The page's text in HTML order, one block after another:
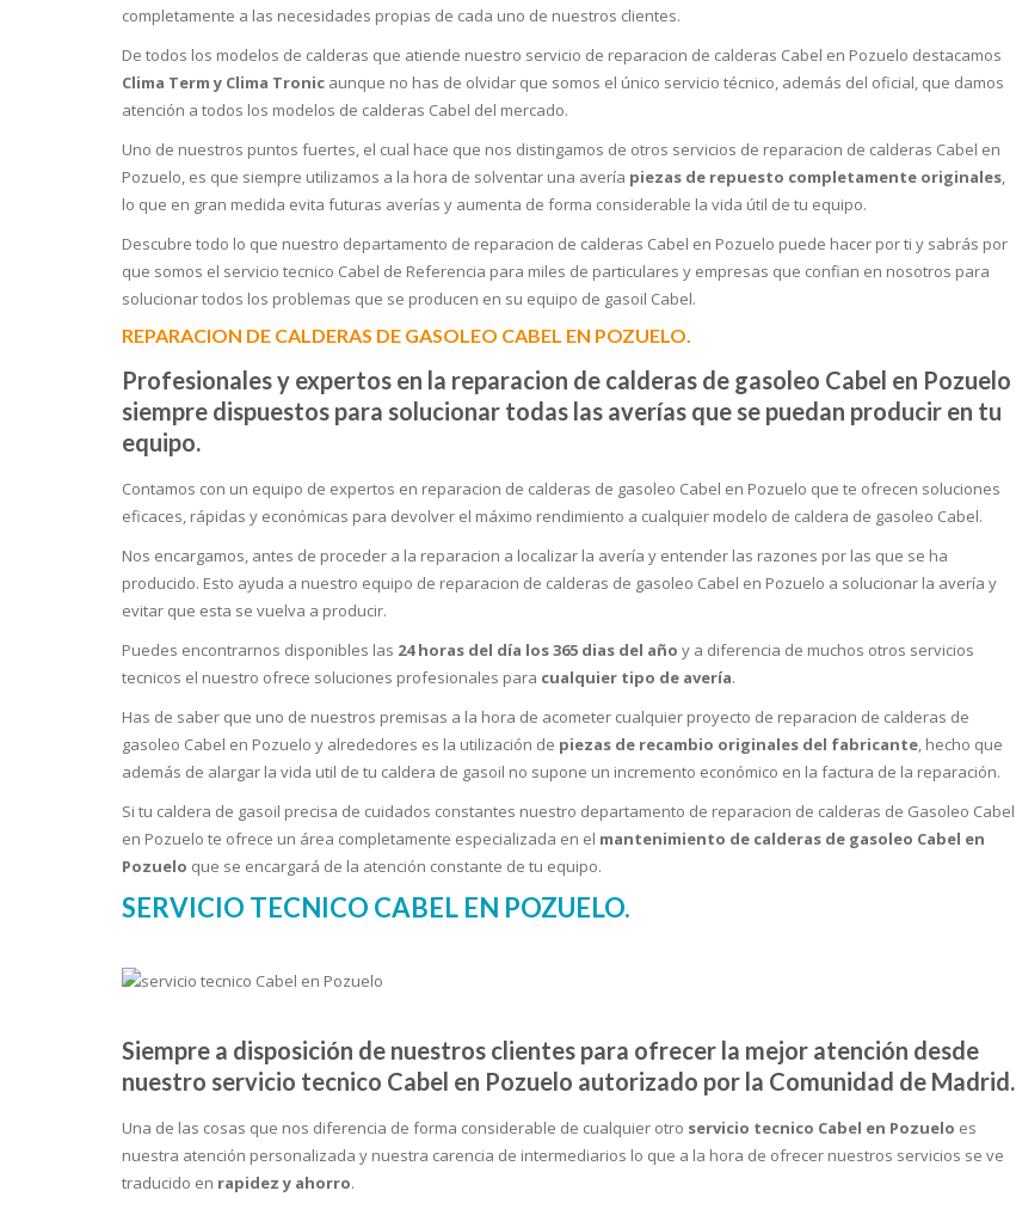
completamente a las necesidades propias de cada uno de nuestros clientes.
De todos los modelos de calderas que atiende nuestro servicio de reparacion de calderas Cabel en Pozuelo destacamos
Clima Term y Clima Tronic aunque no has de olvidar que somos el único servicio técnico, además del oficial, que damos
atención a todos los modelos de calderas Cabel del mercado.
Uno de nuestros puntos fuertes, el cual hace que nos distingamos de otros servicios de reparacion de calderas Cabel en
Pozuelo, es que siempre utilizamos a la hora de solventar una avería piezas de repuesto completamente originales,
lo que en gran medida evita futuras averías y aumenta de forma considerable la vida útil de tu equipo.
Descubre todo lo que nuestro departamento de reparacion de calderas Cabel en Pozuelo puede hacer por ti y sabrás por
que somos el servicio tecnico Cabel de Referencia para miles de particulares y empresas que confian en nosotros para
solucionar todos los problemas que se producen en su equipo de gasoil Cabel.
REPARACION DE CALDERAS DE GASOLEO CABEL EN POZUELO.
Profesionales y expertos en la reparacion de calderas de gasoleo Cabel en Pozuelo
siempre dispuestos para solucionar todas las averías que se puedan producir en tu
equipo.
Contamos con un equipo de expertos en reparacion de calderas de gasoleo Cabel en Pozuelo que te ofrecen soluciones
eficaces, rápidas y económicas para devolver el máximo rendimiento a cualquier modelo de caldera de gasoleo Cabel.
Nos encargamos, antes de proceder a la reparacion a localizar la avería y entender las razones por las que se ha
producido. Esto ayuda a nuestro equipo de reparacion de calderas de gasoleo Cabel en Pozuelo a solucionar la avería y
evitar que esta se vuelva a producir.
Puedes encontrarnos disponibles las 24 horas del día los 365 dias del año y a diferencia de muchos otros servicios
tecnicos el nuestro ofrece soluciones profesionales para cualquier tipo de avería.
Has de saber que uno de nuestros premisas a la hora de acometer cualquier proyecto de reparacion de calderas de
gasoleo Cabel en Pozuelo y alrededores es la utilización de piezas de recambio originales del fabricante, hecho que
además de alargar la vida util de tu caldera de gasoil no supone un incremento económico en la factura de la reparación.
Si tu caldera de gasoil precisa de cuidados constantes nuestro departamento de reparacion de calderas de Gasoleo Cabel
en Pozuelo te ofrece un área completamente especializada en el mantenimiento de calderas de gasoleo Cabel en
Pozuelo que se encargará de la atención constante de tu equipo.
SERVICIO TECNICO CABEL EN POZUELO.
Siempre a disposición de nuestros clientes para ofrecer la mejor atención desde
nuestro servicio tecnico Cabel en Pozuelo autorizado por la Comunidad de Madrid.
Una de las cosas que nos diferencia de forma considerable de cualquier otro servicio tecnico Cabel en Pozuelo es
nuestra atención personalizada y nuestra carencia de intermediarios lo que a la hora de ofrecer nuestros servicios se ve
traducido en rapidez y ahorro.